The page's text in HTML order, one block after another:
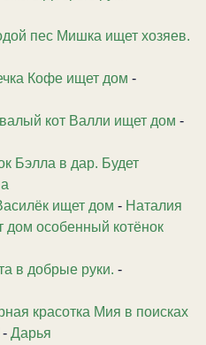
пес Мишка ищет хозяев.
Кофе ищет дом -
кот Валли ищет дом -
Бэлла в дар. Будет
ищет дом - Наталия
дом особенный котёнок
в добрые руки. -
красотка Мия в поисках
- Дарья